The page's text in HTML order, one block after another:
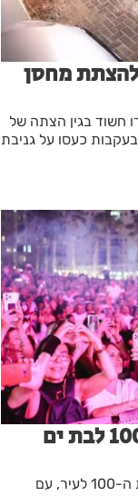
מחסן
חשוד בגין הצתה של
בעקבות כעסו על גניבת
אירועי הקיץ של שנת ה-100 לבת ים
עיריית בת-ים משיקה את חגיגות שנת ה-100 לעיר, עם